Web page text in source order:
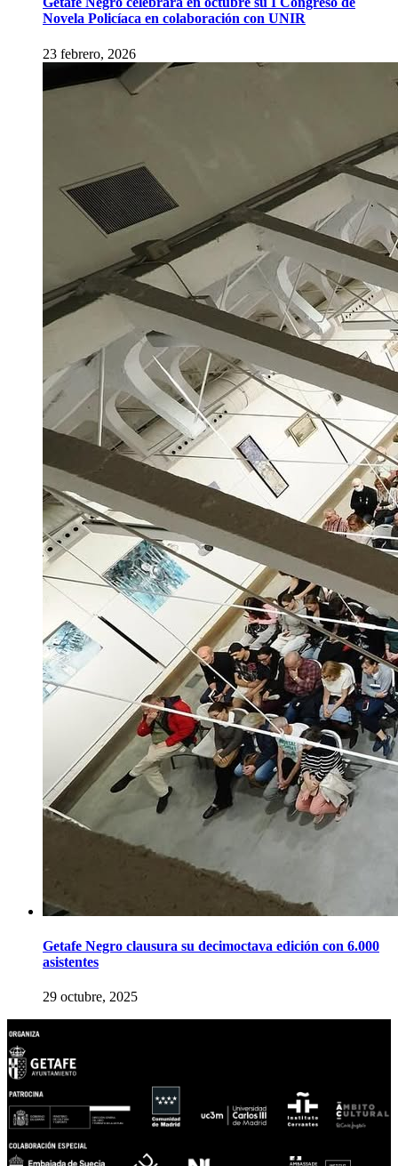
Novela Policíaca en colaboración con UNIR
23 febrero, 2026
Getafe Negro clausura su decimoctava edición con 6.000
asistentes
29 octubre, 2025